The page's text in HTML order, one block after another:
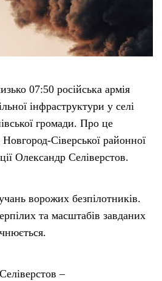
07:50 російська армія
інфраструктури у селі
громади. Про це
Сіверської районної
Олександр Селіверстов.
ворожих безпілотників.
та масштабів завданих
–